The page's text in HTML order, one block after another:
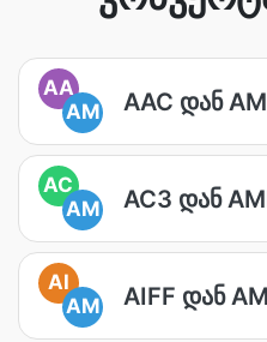
AA
AM
AAC დან
AC
AM
AC3 დან
AI
AM
AIFF დან